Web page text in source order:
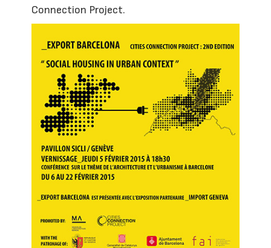
Connection Project.